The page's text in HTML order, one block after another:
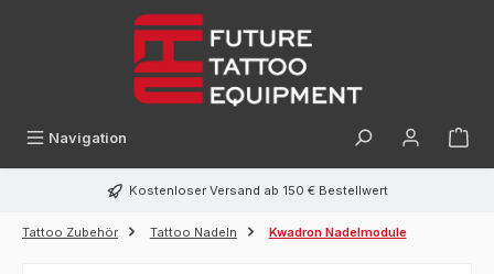
Navigation
Kostenloser Versand ab 150 € Bestellwert
Tattoo Zubehör Tattoo Nadeln Kwadron Nadelmodule